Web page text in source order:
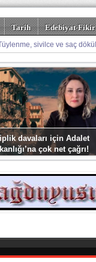
Tarih
Edebiyat-Fikir
davaları için Adalet
çok net çağrı!